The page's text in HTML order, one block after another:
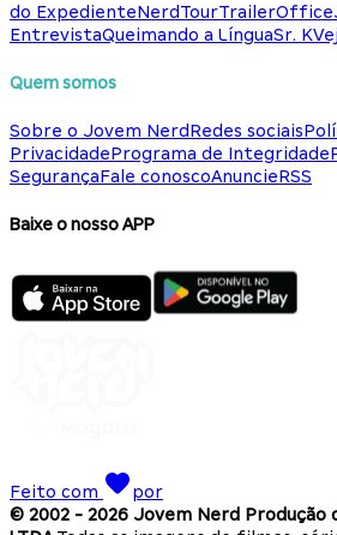
do ExpedienteNerdTourTrailerOffice
EntrevistaQueimando a LínguaSr. K
Quem somos
Sobre o Jovem NerdRedes sociais
PrivacidadePrograma de Integridade
SegurançaFale conoscoAnuncieRSS
Baixe o nosso APP
Feito com
por
© 2002 - 2026 Jovem Nerd Produção